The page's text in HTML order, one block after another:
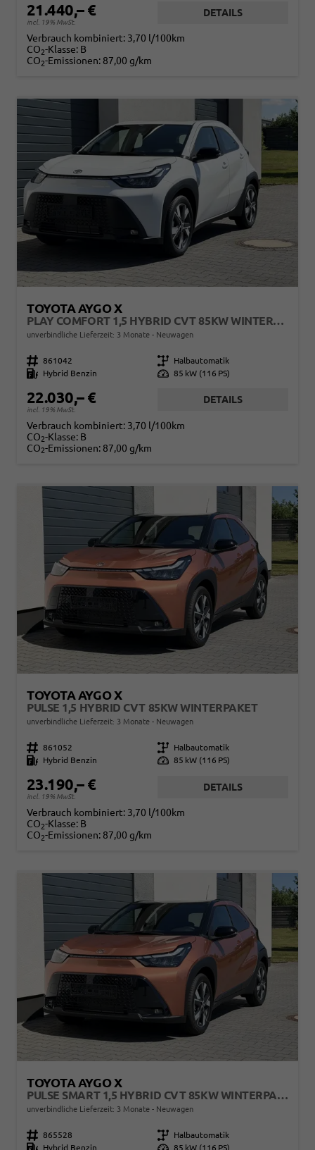
21.440,– €
incl. 19% MwSt.
DETAILS
Verbrauch kombiniert: 3,70 l/100km
CO2-Klasse: B
CO2-Emissionen: 87,00 g/km
TOYOTA AYGO X
PLAY COMFORT 1,5 HYBRID CVT 85KW WINTERPAKET
unverbindliche Lieferzeit: 3 Monate Neuwagen
Fahrzeugnr. 861042 Getriebe
Halbautomatik
Kraftstoff
Hybrid Benzin Leistung 85 kW (116 PS)
22.030,– €
incl. 19% MwSt.
DETAILS
Verbrauch kombiniert: 3,70 l/100km
CO2-Klasse: B
CO2-Emissionen: 87,00 g/km
TOYOTA AYGO X
PULSE 1,5 HYBRID CVT 85KW WINTERPAKET
unverbindliche Lieferzeit: 3 Monate Neuwagen
Fahrzeugnr. 861052 Getriebe
Halbautomatik
Kraftstoff
Hybrid Benzin Leistung 85 kW (116 PS)
23.190,– €
incl. 19% MwSt.
DETAILS
Verbrauch kombiniert: 3,70 l/100km
CO2-Klasse: B
CO2-Emissionen: 87,00 g/km
TOYOTA AYGO X
PULSE SMART 1,5 HYBRID CVT 85KW WINTERPAKET
unverbindliche Lieferzeit: 3 Monate Neuwagen
Fahrzeugnr. 865528 Getriebe
Halbautomatik
Kraftstoff
Hybrid Benzin Leistung 85 kW (116 PS)